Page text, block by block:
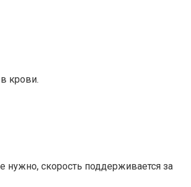
крови.
нужно, скорость поддерживается за